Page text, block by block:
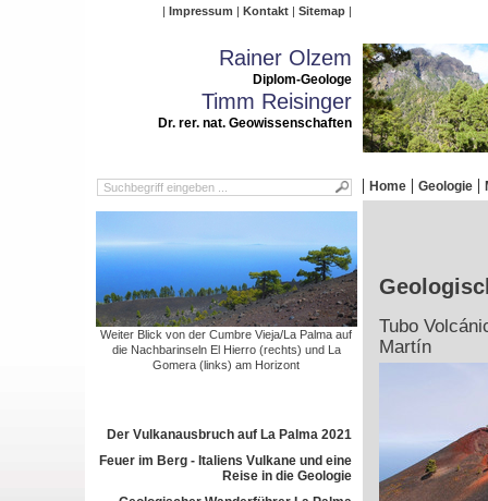
Impressum Kontakt Sitemap
Rainer Olzem
Diplom-Geologe
Timm Reisinger
Dr. rer. nat. Geowissenschaften
Home Geologie
Weiter Blick von der Cumbre Vieja/La Palma auf
die Nachbarinseln El Hierro (rechts) und La
Gomera (links) am Horizont
Der Vulkanausbruch auf La Palma 2021
Feuer im Berg - Italiens Vulkane und eine
Reise in die Geologie
Tubo
Martín